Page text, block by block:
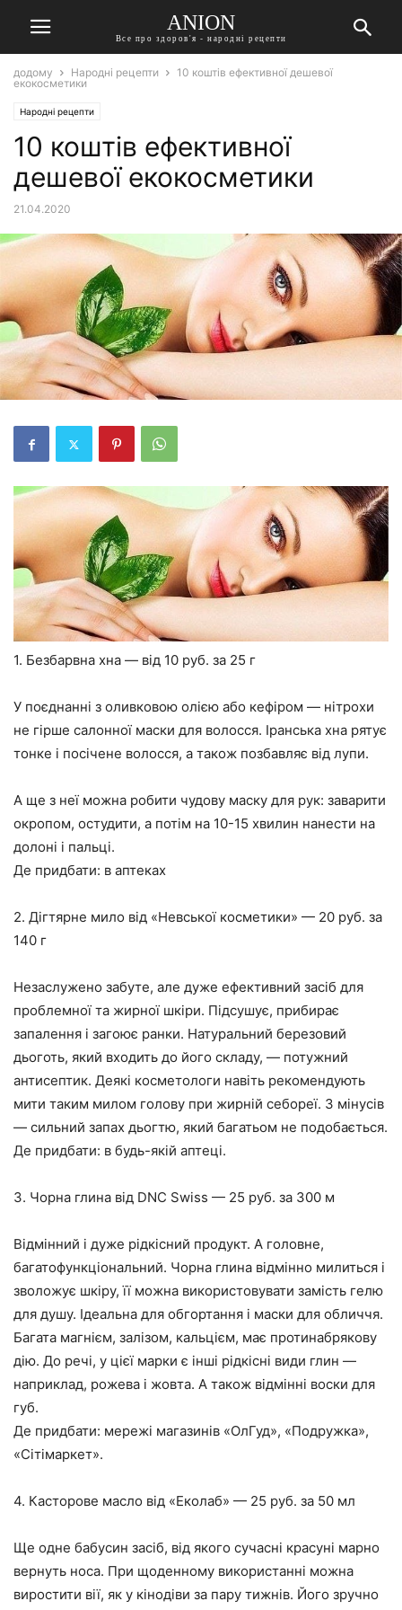
ANION
Все про здоров'я - народні рецепти
додому Народні рецепти
10 коштів ефективної дешевої
екокосметики
Народні рецепти
10 коштів ефективної
дешевої екокосметики
21.04.2020
1. Безбарвна хна — від 10 руб. за 25 г
У поєднанні з оливковою олією або кефіром — нітрохи
не гірше салонної маски для волосся. Іранська хна рятує
тонке і посічене волосся, а також позбавляє від лупи.
А ще з неї можна робити чудову маску для рук: заварити
окропом, остудити, а потім на 10-15 хвилин нанести на
долоні і пальці.
Де придбати: в аптеках
2. Дігтярне мило від «Невської косметики» — 20 руб. за
140 г
Незаслужено забуте, але дуже ефективний засіб для
проблемної та жирної шкіри. Підсушує, прибирає
запалення і загоює ранки. Натуральний березовий
дьоготь, який входить до його складу, — потужний
антисептик. Деякі косметологи навіть рекомендують
мити таким милом голову при жирній себореї. З мінусів
— сильний запах дьогтю, який багатьом не подобається.
Де придбати: в будь-якій аптеці.
3. Чорна глина від DNC Swiss — 25 руб. за 300 м
Відмінний і дуже рідкісний продукт. А головне,
багатофункціональний. Чорна глина відмінно милиться і
зволожує шкіру, її можна використовувати замість гелю
для душу. Ідеальна для обгортання і маски для обличчя.
Багата магнієм, залізом, кальцієм, має протинабрякову
дію. До речі, у цієї марки є інші рідкісні види глин —
наприклад, рожева і жовта. А також відмінні воски для
губ.
Де придбати: мережі магазинів «ОлГуд», «Подружка»,
«Сітімаркет».
4. Касторове масло від «Еколаб» — 25 руб. за 50 мл
Ще одне бабусин засіб, від якого сучасні красуні марно
вернуть носа. При щоденному використанні можна
виростити вії, як у кінодіви за пару тижнів. Його зручно